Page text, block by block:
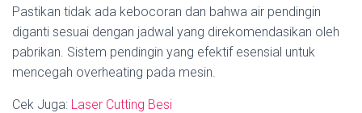
Pastikan tidak ada kebocoran dan bahwa air pendingin
diganti sesuai dengan jadwal yang direkomendasikan oleh
pabrikan. Sistem pendingin yang efektif esensial untuk
mencegah overheating pada mesin.
Cek Juga: Laser Cutting Besi